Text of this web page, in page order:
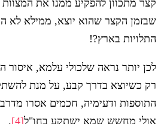
קצר מתכוון להפקיע ממנו את המצוות
שבזמן הקצר שהוא יוצא, ממילא לא
התלויות בארץ?!
לכן יותר נראה שלכולי עלמא, איסור
רק כשיוצא בדרך קבע, על מנת
התוספות ודעימיה, חכמים אסרו
אולי מחשש שמא ישתקע בחו"ל[4]
.